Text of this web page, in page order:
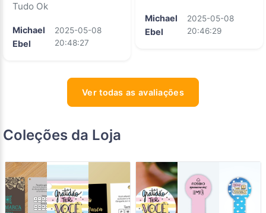
Tudo Ok
Michael
Ebel
2025-05-08
20:48:27
Michael
Ebel
2025-05-08
20:46:29
Ver todas as avaliações
Coleções da Loja